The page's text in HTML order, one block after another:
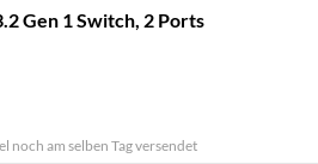
Gen 1 Switch, 2 Ports
noch am selben Tag versendet